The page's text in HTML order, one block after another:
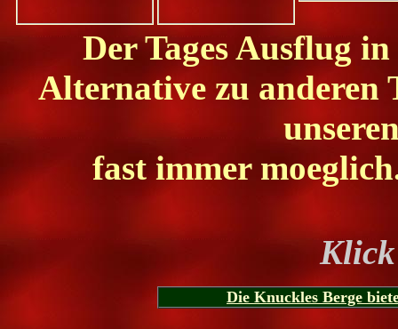
Der Tages Ausflug
Alternative zu anderen
fast immer
Die Knuckles Berge